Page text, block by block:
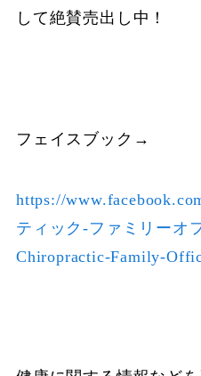
して絶賛売出し中！
フェイスブック→
https://
ティック-ファミリーオ
Chiropractic-Family-